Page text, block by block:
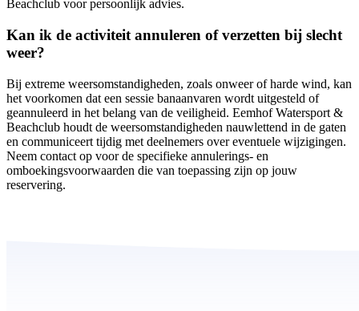
Beachclub voor persoonlijk advies.
Kan ik de activiteit annuleren of verzetten bij slecht
weer?
Bij extreme weersomstandigheden, zoals onweer of harde wind, kan
het voorkomen dat een sessie banaanvaren wordt uitgesteld of
geannuleerd in het belang van de veiligheid. Eemhof Watersport &
Beachclub houdt de weersomstandigheden nauwlettend in de gaten
en communiceert tijdig met deelnemers over eventuele wijzigingen.
Neem contact op voor de specifieke annulerings- en
omboekingsvoorwaarden die van toepassing zijn op jouw
reservering.